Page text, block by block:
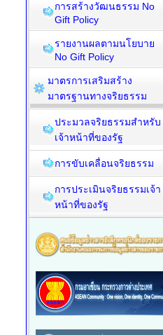
การสร้างวัฒนธรรม No
Gift Policy
รายงานผลตามนโยบาย
No Gift Policy
มาตรการเสริมสร้าง
มาตรฐานทางจริยธรรม
ประมวลจริยธรรมสำหรับ
เจ้าหน้าที่ของรัฐ
การขับเคลื่อนจริยธรรม
การประเมินจริยธรรมเจ้า
หน้าที่ของรัฐ